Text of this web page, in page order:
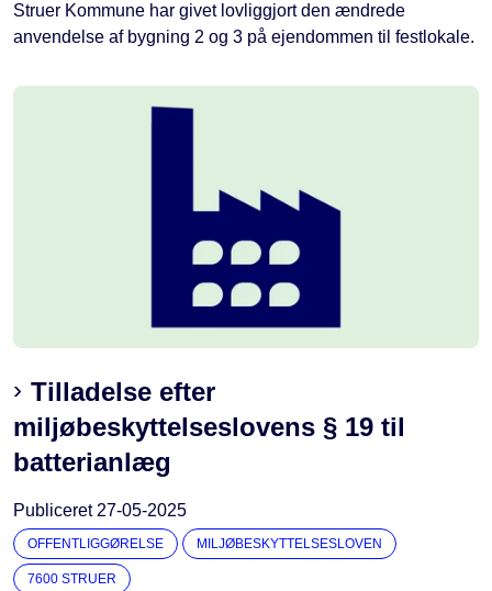
Struer Kommune har givet lovliggjort den ændrede
anvendelse af bygning 2 og 3 på ejendommen til festlokale.
Tilladelse efter
miljøbeskyttelseslovens § 19 til
batterianlæg
Publiceret 27-05-2025
OFFENTLIGGØRELSE MILJØBESKYTTELSESLOVEN
7600 STRUER